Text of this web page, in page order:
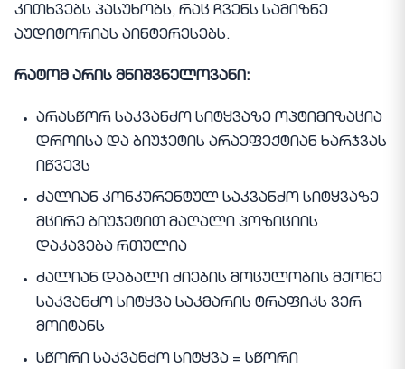
კითხვებს პასუხობს, რაც ჩვენს სამიზნე
აუდიტორიას აინტერესებს.
რატომ არის მნიშვნელოვანი:
არასწორ საკვანძო სიტყვაზე ოპტიმიზაცია
დროისა და ბიუჯეტის არაეფექტიან ხარჯვას
იწვევს
ძალიან კონკურენტულ საკვანძო სიტყვაზე
მცირე ბიუჯეტით მაღალი პოზიციის
დაკავება რთულია
ძალიან დაბალი ძიების მოცულობის მქონე
საკვანძო სიტყვა საკმარის ტრაფიკს ვერ
მოიტანს
სწორი საკვანძო სიტყვა = სწორი